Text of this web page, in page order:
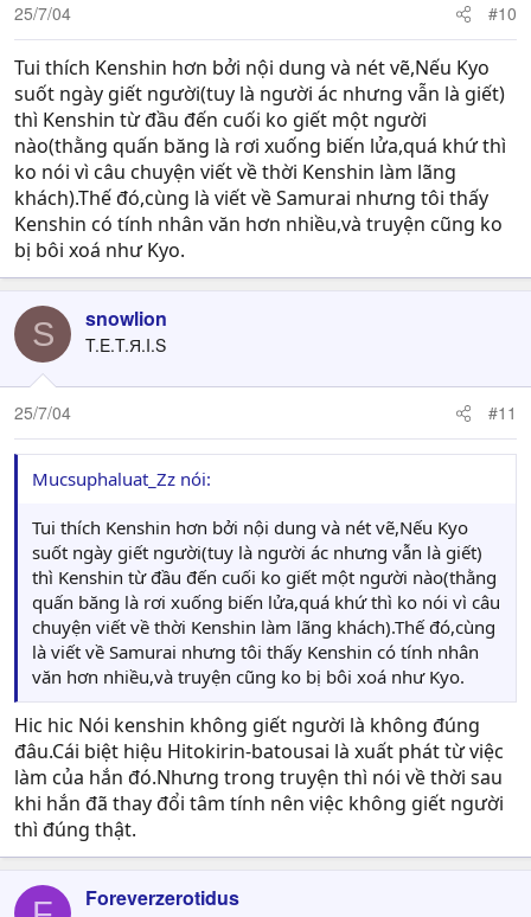
25/7/04 #10
Tui thích Kenshin hơn bởi nội dung và nét vẽ,Nếu Kyo
suốt ngày giết người(tuy là người ác nhưng vẫn là giết)
thì Kenshin từ đầu đến cuối ko giết một người
nào(thằng quấn băng là rơi xuống biến lửa,quá khứ thì
ko nói vì câu chuyện viết về thời Kenshin làm lãng
khách).Thế đó,cùng là viết về Samurai nhưng tôi thấy
Kenshin có tính nhân văn hơn nhiều,và truyện cũng ko
bị bôi xoá như Kyo.
S snowlion
T.E.T.Я.I.S
25/7/04 #11
Mucsuphaluat_Zz nói:
Tui thích Kenshin hơn bởi nội dung và nét vẽ,Nếu Kyo
suốt ngày giết người(tuy là người ác nhưng vẫn là giết)
thì Kenshin từ đầu đến cuối ko giết một người nào(thằng
quấn băng là rơi xuống biến lửa,quá khứ thì ko nói vì câu
chuyện viết về thời Kenshin làm lãng khách).Thế đó,cùng
là viết về Samurai nhưng tôi thấy Kenshin có tính nhân
văn hơn nhiều,và truyện cũng ko bị bôi xoá như Kyo.
Hic hic Nói kenshin không giết người là không đúng
đâu.Cái biệt hiệu Hitokirin-batousai là xuất phát từ việc
làm của hắn đó.Nhưng trong truyện thì nói về thời sau
khi hắn đã thay đổi tâm tính nên việc không giết người
thì đúng thật.
Foreverzerotidus